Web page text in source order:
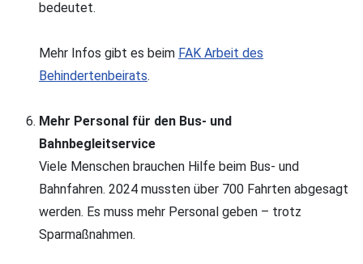
bedeutet.
Mehr Infos gibt es beim FAK Arbeit des
Behindertenbeirats.
Mehr Personal für den Bus- und
Bahnbegleitservice
Viele Menschen brauchen Hilfe beim Bus- und
Bahnfahren. 2024 mussten über 700 Fahrten abgesagt
werden. Es muss mehr Personal geben – trotz
Sparmaßnahmen.